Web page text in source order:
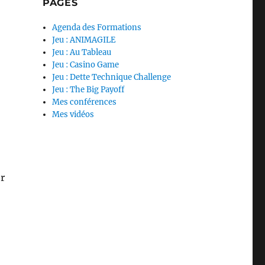
PAGES
Agenda des Formations
Jeu : ANIMAGILE
Jeu : Au Tableau
Jeu : Casino Game
Jeu : Dette Technique Challenge
Jeu : The Big Payoff
Mes conférences
Mes vidéos